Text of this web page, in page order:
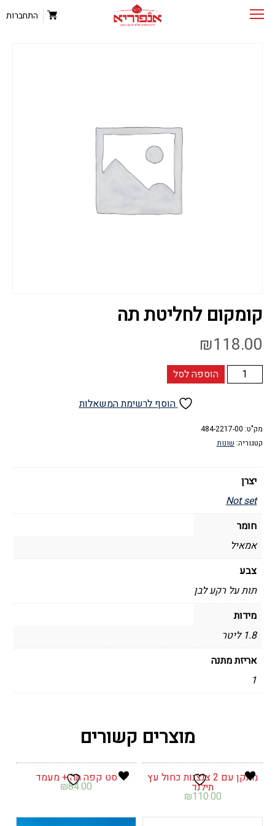
התחברות
קומקום לחליטת תה
₪118.00
כמות
של
תה
הוספה לסל
הוסף לרשימת המשאלות
מק"ט: 484-2217-00
קטגוריה: שונות
יצרן
Not set
חומר
אמאיל
צבע
תות על רקע לבן
מידות
1.8 ליטר
אריזת מתנה
1
מוצרים קשורים
מתקן עם 2 צנצנות כחול עץ
תילנד
₪110.00
סט קפה תה + מעמד
₪84.00